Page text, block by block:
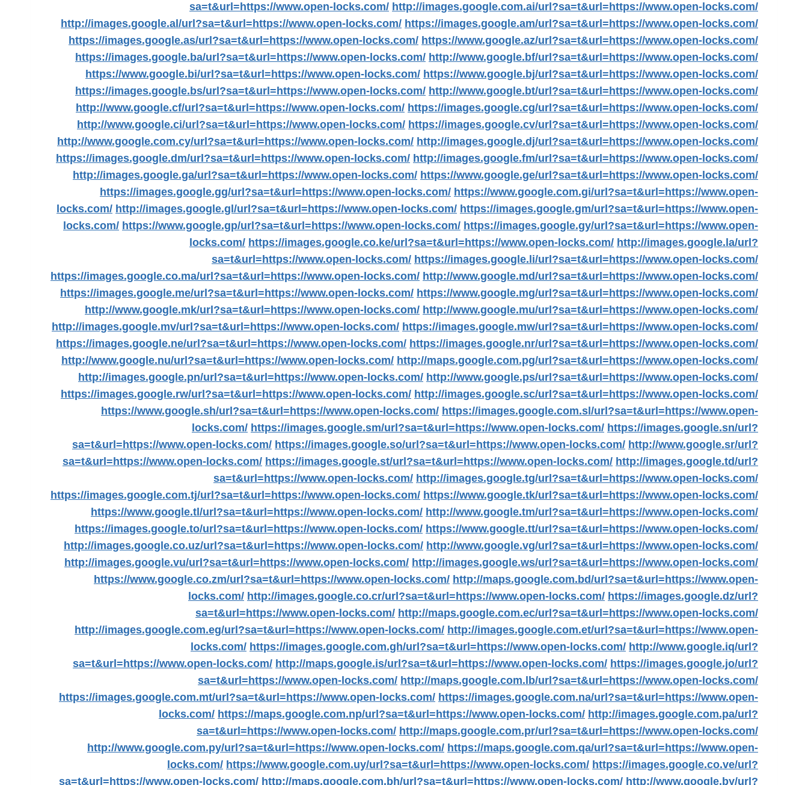
sa=t&url=https://www.open-locks.com/ http://images.google.com.ai/url?sa=t&url=https://www.open-locks.com/
http://images.google.al/url?sa=t&url=https://www.open-locks.com/ https://images.google.am/url?sa=t&url=https://www.open-locks.com/
https://images.google.as/url?sa=t&url=https://www.open-locks.com/ https://www.google.az/url?sa=t&url=https://www.open-locks.com/
https://images.google.ba/url?sa=t&url=https://www.open-locks.com/ http://www.google.bf/url?sa=t&url=https://www.open-locks.com/
https://www.google.bi/url?sa=t&url=https://www.open-locks.com/ https://www.google.bj/url?sa=t&url=https://www.open-locks.com/
https://images.google.bs/url?sa=t&url=https://www.open-locks.com/ http://www.google.bt/url?sa=t&url=https://www.open-locks.com/
http://www.google.cf/url?sa=t&url=https://www.open-locks.com/ https://images.google.cg/url?sa=t&url=https://www.open-locks.com/
http://www.google.ci/url?sa=t&url=https://www.open-locks.com/ https://images.google.cv/url?sa=t&url=https://www.open-locks.com/
http://www.google.com.cy/url?sa=t&url=https://www.open-locks.com/ http://images.google.dj/url?sa=t&url=https://www.open-locks.com/
https://images.google.dm/url?sa=t&url=https://www.open-locks.com/ http://images.google.fm/url?sa=t&url=https://www.open-locks.com/
http://images.google.ga/url?sa=t&url=https://www.open-locks.com/ https://www.google.ge/url?sa=t&url=https://www.open-locks.com/
https://images.google.gg/url?sa=t&url=https://www.open-locks.com/ https://www.google.com.gi/url?sa=t&url=https://www.open-
locks.com/ http://images.google.gl/url?sa=t&url=https://www.open-locks.com/ https://images.google.gm/url?sa=t&url=https://www.open-
locks.com/ https://www.google.gp/url?sa=t&url=https://www.open-locks.com/ https://images.google.gy/url?sa=t&url=https://www.open-
locks.com/ https://images.google.co.ke/url?sa=t&url=https://www.open-locks.com/ http://images.google.la/url?
sa=t&url=https://www.open-locks.com/ https://images.google.li/url?sa=t&url=https://www.open-locks.com/
https://images.google.co.ma/url?sa=t&url=https://www.open-locks.com/ http://www.google.md/url?sa=t&url=https://www.open-locks.com/
https://images.google.me/url?sa=t&url=https://www.open-locks.com/ https://www.google.mg/url?sa=t&url=https://www.open-locks.com/
http://www.google.mk/url?sa=t&url=https://www.open-locks.com/ http://www.google.mu/url?sa=t&url=https://www.open-locks.com/
http://images.google.mv/url?sa=t&url=https://www.open-locks.com/ https://images.google.mw/url?sa=t&url=https://www.open-locks.com/
https://images.google.ne/url?sa=t&url=https://www.open-locks.com/ https://images.google.nr/url?sa=t&url=https://www.open-locks.com/
http://www.google.nu/url?sa=t&url=https://www.open-locks.com/ http://maps.google.com.pg/url?sa=t&url=https://www.open-locks.com/
http://images.google.pn/url?sa=t&url=https://www.open-locks.com/ http://www.google.ps/url?sa=t&url=https://www.open-locks.com/
https://images.google.rw/url?sa=t&url=https://www.open-locks.com/ http://images.google.sc/url?sa=t&url=https://www.open-locks.com/
https://www.google.sh/url?sa=t&url=https://www.open-locks.com/ https://images.google.com.sl/url?sa=t&url=https://www.open-
locks.com/ https://images.google.sm/url?sa=t&url=https://www.open-locks.com/ https://images.google.sn/url?
sa=t&url=https://www.open-locks.com/ https://images.google.so/url?sa=t&url=https://www.open-locks.com/ http://www.google.sr/url?
sa=t&url=https://www.open-locks.com/ https://images.google.st/url?sa=t&url=https://www.open-locks.com/ http://images.google.td/url?
sa=t&url=https://www.open-locks.com/ http://images.google.tg/url?sa=t&url=https://www.open-locks.com/
https://images.google.com.tj/url?sa=t&url=https://www.open-locks.com/ https://www.google.tk/url?sa=t&url=https://www.open-locks.com/
https://www.google.tl/url?sa=t&url=https://www.open-locks.com/ http://www.google.tm/url?sa=t&url=https://www.open-locks.com/
https://images.google.to/url?sa=t&url=https://www.open-locks.com/ https://www.google.tt/url?sa=t&url=https://www.open-locks.com/
http://images.google.co.uz/url?sa=t&url=https://www.open-locks.com/ http://www.google.vg/url?sa=t&url=https://www.open-locks.com/
http://images.google.vu/url?sa=t&url=https://www.open-locks.com/ http://images.google.ws/url?sa=t&url=https://www.open-locks.com/
https://www.google.co.zm/url?sa=t&url=https://www.open-locks.com/ http://maps.google.com.bd/url?sa=t&url=https://www.open-
locks.com/ http://images.google.co.cr/url?sa=t&url=https://www.open-locks.com/ https://images.google.dz/url?
sa=t&url=https://www.open-locks.com/ http://maps.google.com.ec/url?sa=t&url=https://www.open-locks.com/
http://images.google.com.eg/url?sa=t&url=https://www.open-locks.com/ http://images.google.com.et/url?sa=t&url=https://www.open-
locks.com/ https://images.google.com.gh/url?sa=t&url=https://www.open-locks.com/ http://www.google.iq/url?
sa=t&url=https://www.open-locks.com/ http://maps.google.is/url?sa=t&url=https://www.open-locks.com/ https://images.google.jo/url?
sa=t&url=https://www.open-locks.com/ http://maps.google.com.lb/url?sa=t&url=https://www.open-locks.com/
https://images.google.com.mt/url?sa=t&url=https://www.open-locks.com/ https://images.google.com.na/url?sa=t&url=https://www.open-
locks.com/ https://maps.google.com.np/url?sa=t&url=https://www.open-locks.com/ http://images.google.com.pa/url?
sa=t&url=https://www.open-locks.com/ http://maps.google.com.pr/url?sa=t&url=https://www.open-locks.com/
http://www.google.com.py/url?sa=t&url=https://www.open-locks.com/ https://maps.google.com.qa/url?sa=t&url=https://www.open-
locks.com/ https://www.google.com.uy/url?sa=t&url=https://www.open-locks.com/ https://images.google.co.ve/url?
sa=t&url=https://www.open-locks.com/ http://maps.google.com.bh/url?sa=t&url=https://www.open-locks.com/ http://www.google.by/url?